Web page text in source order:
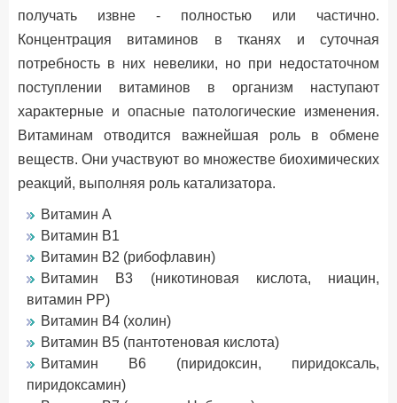
получать извне - полностью или частично.
Концентрация витаминов в тканях и суточная
потребность в них невелики, но при недостаточном
поступлении витаминов в организм наступают
характерные и опасные патологические изменения.
Витаминам отводится важнейшая роль в обмене
веществ. Они участвуют во множестве биохимических
реакций, выполняя роль катализатора.
Витамин А
Витамин B1
Витамин B2 (рибофлавин)
Витамин B3 (никотиновая кислота, ниацин,
витамин PP)
Витамин В4 (холин)
Витамин B5 (пантотеновая кислота)
Витамин B6 (пиридоксин, пиридоксаль,
пиридоксамин)